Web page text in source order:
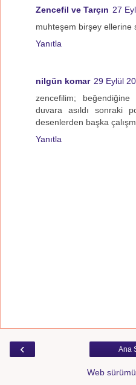
Zencefil ve Tarçın 27
muhteşem birşey ellerine
Yanıtla
nilgün komar 29 Eylül
zencefilim;
duvara asıldı sonraki
desenlerden başka
Yanıtla
‹ Ana
Web